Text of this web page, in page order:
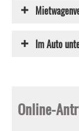
Im Auto
Online-